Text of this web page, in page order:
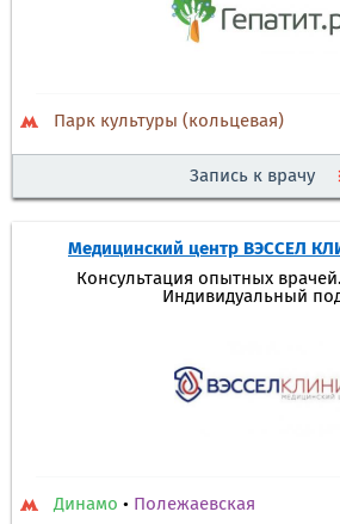
Парк культуры (кольцевая)
Запись к врачу
Медицинский центр ВЭССЕЛ
Консультация опытных
Индивидуальный
Динамо • Полежаевская